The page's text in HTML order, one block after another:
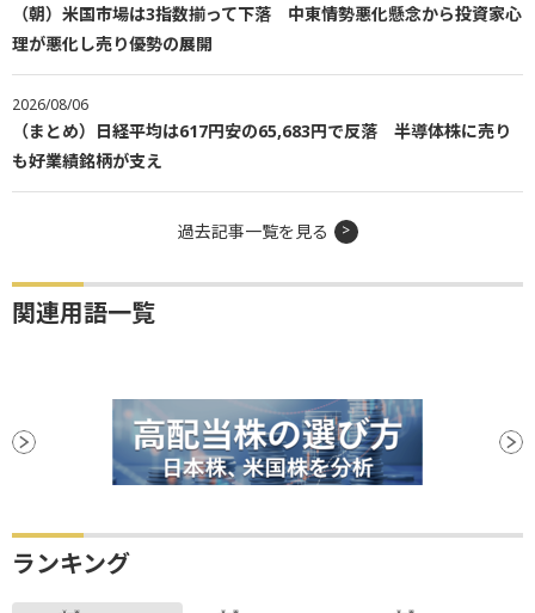
（朝）米国市場は3指数揃って下落 中東情勢悪化懸念から投資家心
理が悪化し売り優勢の展開
2026/08/06
（まとめ）日経平均は617円安の65,683円で反落 半導体株に売り
も好業績銘柄が支え
過去記事一覧を見る
関連用語一覧
ランキング